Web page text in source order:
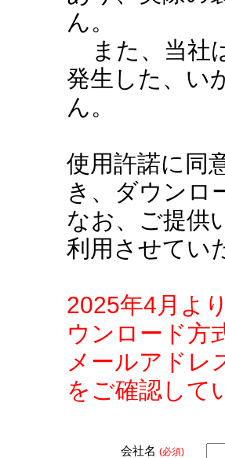
ん。
また、当社
発生した、い
ん。
使用許諾に同
き、ダウンロ
なお、ご提供
利用させてい
2025年4月よ
ウンロード方
メールアドレ
をご確認して
会社名 (必須)